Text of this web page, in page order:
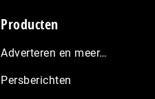
Producten
Adverteren en meer…
Persberichten